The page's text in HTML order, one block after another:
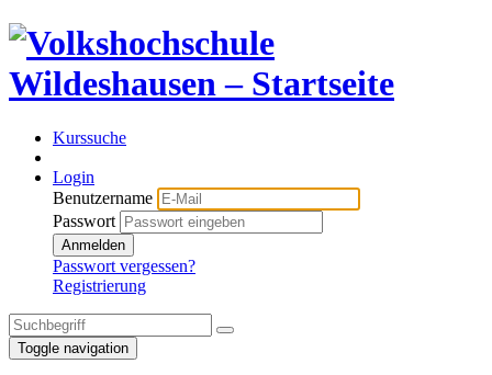
Kurssuche
Login
Benutzername
Passwort
Anmelden
Passwort vergessen?
Registrierung
Toggle navigation